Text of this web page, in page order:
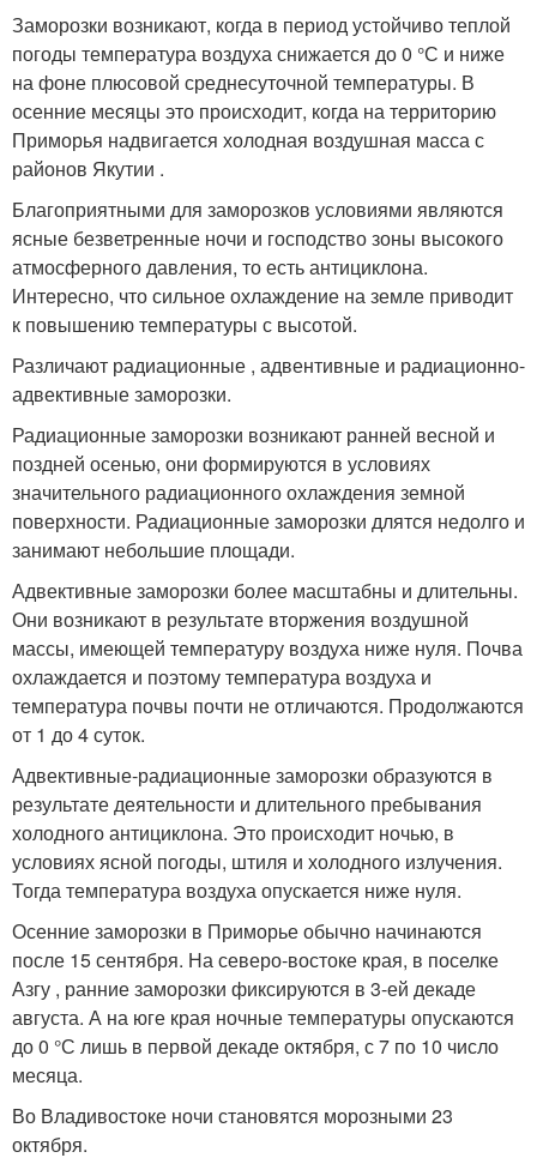
Заморозки возникают, когда в период устойчиво теплой
погоды температура воздуха снижается до 0 °С и ниже
на фоне плюсовой среднесуточной температуры. В
осенние месяцы это происходит, когда на территорию
Приморья надвигается холодная воздушная масса с
районов Якутии .
Благоприятными для заморозков условиями являются
ясные безветренные ночи и господство зоны высокого
атмосферного давления, то есть антициклона.
Интересно, что сильное охлаждение на земле приводит
к повышению температуры с высотой.
Различают радиационные , адвентивные и радиационно-
адвективные заморозки.
Радиационные заморозки возникают ранней весной и
поздней осенью, они формируются в условиях
значительного радиационного охлаждения земной
поверхности. Радиационные заморозки длятся недолго и
занимают небольшие площади.
Адвективные заморозки более масштабны и длительны.
Они возникают в результате вторжения воздушной
массы, имеющей температуру воздуха ниже нуля. Почва
охлаждается и поэтому температура воздуха и
температура почвы почти не отличаются. Продолжаются
от 1 до 4 суток.
Адвективные-радиационные заморозки образуются в
результате деятельности и длительного пребывания
холодного антициклона. Это происходит ночью, в
условиях ясной погоды, штиля и холодного излучения.
Тогда температура воздуха опускается ниже нуля.
Осенние заморозки в Приморье обычно начинаются
после 15 сентября. На северо-востоке края, в поселке
Азгу , ранние заморозки фиксируются в 3-ей декаде
августа. А на юге края ночные температуры опускаются
до 0 °С лишь в первой декаде октября, с 7 по 10 число
месяца.
Во Владивостоке ночи становятся морозными 23
октября.